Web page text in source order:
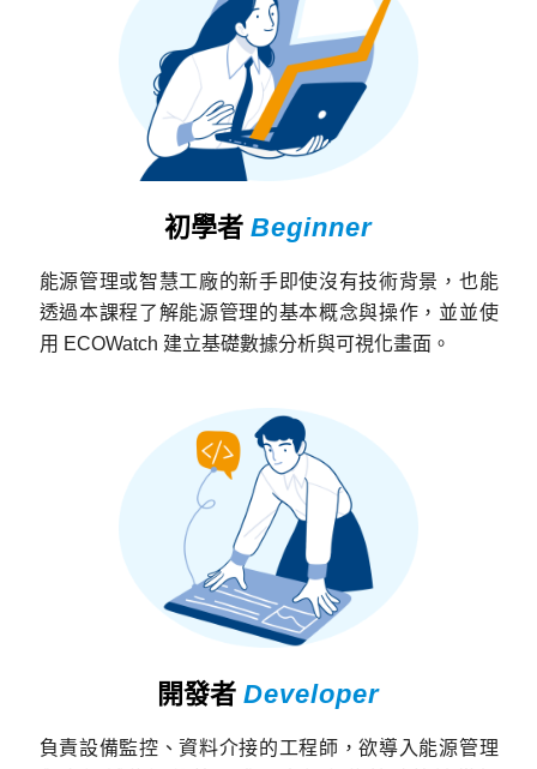
初學者 Beginner
能源管理或智慧工廠的新手即使沒有技術背景，也能
透過本課程了解能源管理的基本概念與操作，並並使
用 ECOWatch 建立基礎數據分析與可視化畫面。
開發者 Developer
負責設備監控、資料介接的工程師，欲導入能源管理